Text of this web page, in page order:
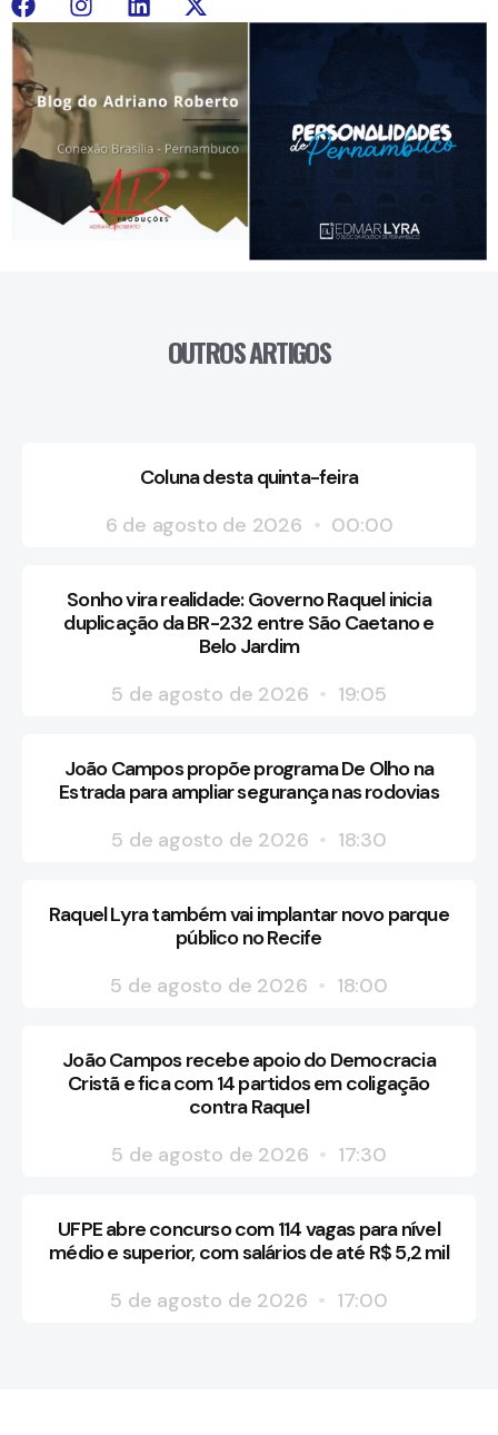
OUTROS ARTIGOS
Coluna desta quinta-feira
6 de agosto de 2026
00:00
Sonho vira realidade: Governo Raquel inicia
duplicação da BR-232 entre São Caetano e
Belo Jardim
5 de agosto de 2026
19:05
João Campos propõe programa De Olho na
Estrada para ampliar segurança nas rodovias
5 de agosto de 2026
18:30
Raquel Lyra também vai implantar novo parque
público no Recife
5 de agosto de 2026
18:00
João Campos recebe apoio do Democracia
Cristã e fica com 14 partidos em coligação
contra Raquel
5 de agosto de 2026
17:30
UFPE abre concurso com 114 vagas para nível
médio e superior, com salários de até R$ 5,2 mil
5 de agosto de 2026
17:00